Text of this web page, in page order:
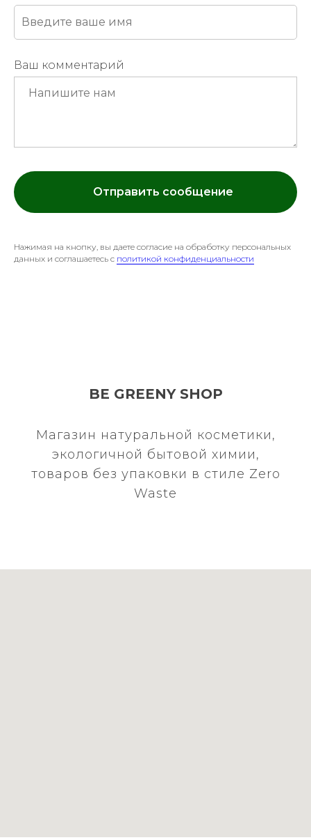
Ваш комментарий
Отправить сообщение
Нажимая на кнопку, вы даете согласие на обработку персональных
данных и соглашаетесь c политикой конфиденциальности
BE GREENY SHOP
Магазин натуральной косметики,
экологичной бытовой химии,
товаров без упаковки в стиле Zero
Waste